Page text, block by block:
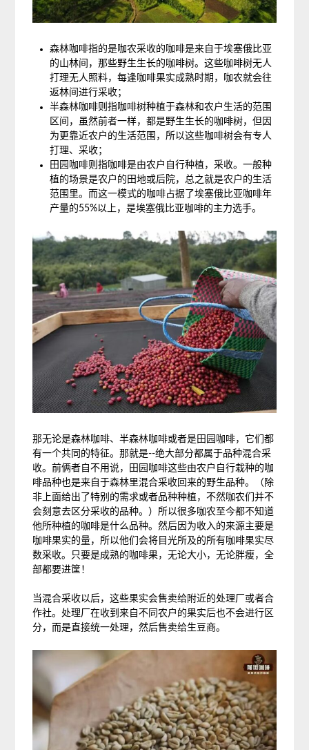
森林咖啡指的是咖农采收的咖啡是来自于埃塞俄比亚
的山林间，那些野生生长的咖啡树。这些咖啡树无人
打理无人照料，每逢咖啡果实成熟时期，咖农就会往
返林间进行采收；
半森林咖啡则指咖啡树种植于森林和农户生活的范围
区间，虽然前者一样，都是野生生长的咖啡树，但因
为更靠近农户的生活范围，所以这些咖啡树会有专人
打理、采收；
田园咖啡则指咖啡是由农户自行种植，采收。一般种
植的场景是农户的田地或后院，总之就是农户的生活
范围里。而这一模式的咖啡占据了埃塞俄比亚咖啡年
产量的55%以上，是埃塞俄比亚咖啡的主力选手。
那无论是森林咖啡、半森林咖啡或者是田园咖啡，它们都
有一个共同的特征。那就是--绝大部分都属于品种混合采
收。前俩者自不用说，田园咖啡这些由农户自行栽种的咖
啡品种也是来自于森林里混合采收回来的野生品种。（除
非上面给出了特别的需求或者品种种植，不然咖农们并不
会刻意去区分采收的品种。）所以很多咖农至今都不知道
他所种植的咖啡是什么品种。然后因为收入的来源主要是
咖啡果实的量，所以他们会将目光所及的所有咖啡果实尽
数采收。只要是成熟的咖啡果，无论大小，无论胖瘦，全
部都要进筐！
当混合采收以后，这些果实会售卖给附近的处理厂或者合
作社。处理厂在收到来自不同农户的果实后也不会进行区
分，而是直接统一处理，然后售卖给生豆商。